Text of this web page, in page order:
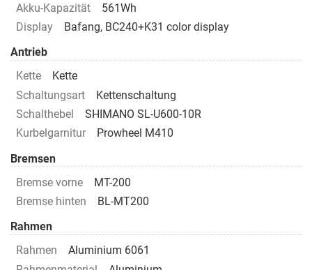
Akku-Kapazität
561Wh
Display
Bafang, BC240+K31 color display
Antrieb
Kette
Kette
Schaltungsart
Kettenschaltung
Schalthebel
SHIMANO SL-U600-10R
Kurbelgarnitur
Prowheel M410
Bremsen
Bremse vorne
MT-200
Bremse hinten
BL-MT200
Rahmen
Rahmen
Aluminium 6061